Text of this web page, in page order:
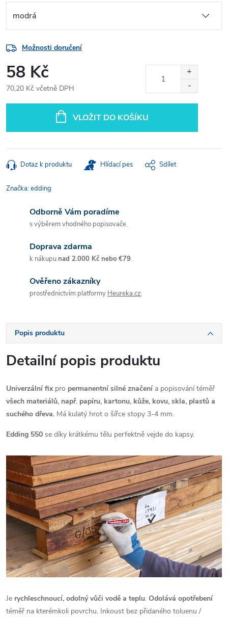
Možnosti doručení
58 Kč
70,20 Kč včetně DPH
VLOŽIT DO KOŠÍKU
Dotaz k produktu Hlídací pes Sdílet
Značka:edding
Odborně Vám poradíme
s výběrem vhodného popisovače.
Doprava zdarma
k nákupunad 2.000 Kč nebo €79.
Ověřeno zákazníky
prostřednictvím platformy Heureka.cz.
Popis produktu
Detailní popis produktu
Univerzální fixpro permanentní silné značení a popisování téměř
všech materiálů, např. papíru, kartonu, kůže, kovu, skla, plastů a
suchého dřeva. Má kulatý hrot o šířce stopy 3-4 mm.
Edding 550 se díky krátkému tělu perfektně vejde do kapsy.
Je rychleschnoucí, odolný vůči vodě a teplu. Odolává opotřebení
téměř na kterémkoli povrchu. Inkoust bez přidaného toluenu /